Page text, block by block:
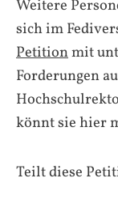
Weitere
sich im
Petitionmit
Forderungen
könnt sie hier
Teilt diese